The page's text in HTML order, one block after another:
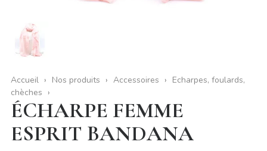
Accueil Nos produits Accessoires
Echarpes, foulards,
chèches
ÉCHARPE FEMME
ESPRIT BANDANA